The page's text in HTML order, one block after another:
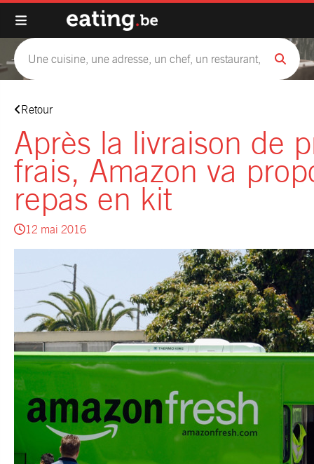
Retour
Après la livraison de
frais, Amazon va
repas en kit
12 mai 2016